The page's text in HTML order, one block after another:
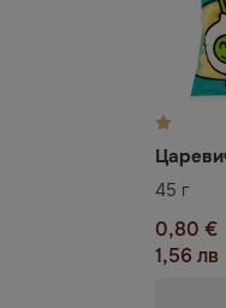
45 г
0,80 €
1,56 лв